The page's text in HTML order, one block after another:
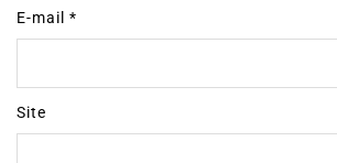
E-mail *
Site